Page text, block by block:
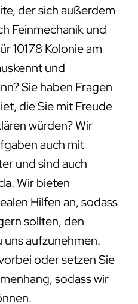
der sich außerdem
Feinmechanik und
10178 Kolonie am
und
Sie haben Fragen
die Sie mit Freude
würden? Wir
auch mit
und sind auch
Wir bieten
Hilfen an, sodass
sollten, den
aufzunehmen.
oder setzen Sie
sodass wir